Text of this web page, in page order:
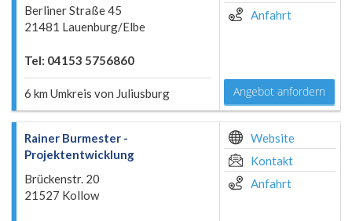
Berliner Straße 45
21481 Lauenburg/Elbe
Tel: 04153 5756860
6 km Umkreis von Juliusburg
Anfahrt
Angebot anfordern
Rainer Burmester -
Projektentwicklung
Brückenstr. 20
21527 Kollow
Website
Kontakt
Anfahrt